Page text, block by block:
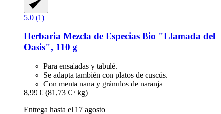
5.0 (1)
Herbaria Mezcla de Especias Bio "Llamada del
Oasis", 110 g
Para ensaladas y tabulé.
Se adapta también con platos de cuscús.
Con menta nana y gránulos de naranja.
8,99 € (81,73 € / kg)
Entrega hasta el 17 agosto